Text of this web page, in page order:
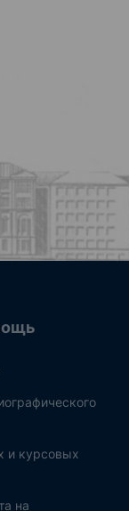
и курсовых
на